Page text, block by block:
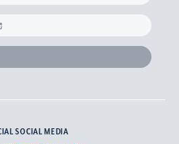
可能な未来を考える６学科連携
科
科
研究所
ナリズム研究所
進路統計
者様へのご案内
Program受講生
する奨学金
ック
フリカWeeks
サステナビリティへの取り組み
学
ーク
のネットワーク
内・大学院案内
アル・アイデンティティ
SOCIAL MEDIA